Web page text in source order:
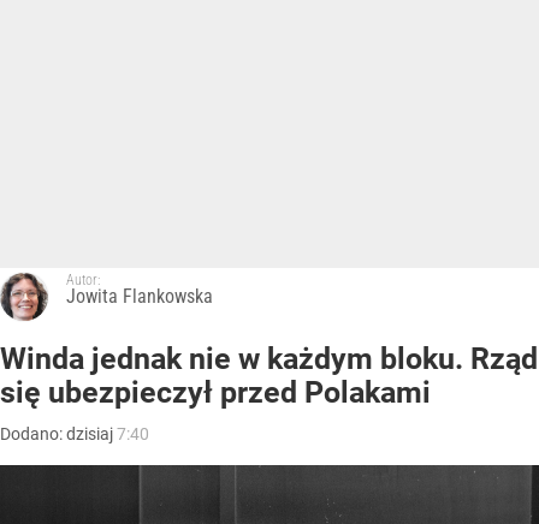
Autor:
Jowita Flankowska
Winda jednak nie w każdym bloku. Rząd
się ubezpieczył przed Polakami
Dodano:dzisiaj7:40